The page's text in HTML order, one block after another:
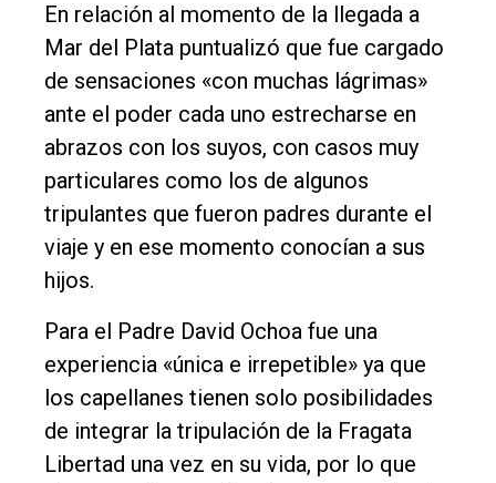
En relación al momento de la llegada a
Mar del Plata puntualizó que fue cargado
de sensaciones «con muchas lágrimas»
ante el poder cada uno estrecharse en
abrazos con los suyos, con casos muy
particulares como los de algunos
tripulantes que fueron padres durante el
viaje y en ese momento conocían a sus
hijos.
Para el Padre David Ochoa fue una
experiencia «única e irrepetible» ya que
los capellanes tienen solo posibilidades
de integrar la tripulación de la Fragata
Libertad una vez en su vida, por lo que